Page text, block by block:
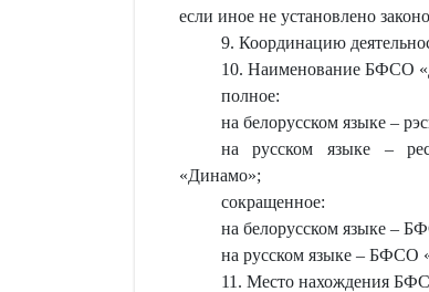
если иное не установлено
9. Координацию
10. Наименование БФСО
полное:
на белорусском языке –
на русском языке –
«Динамо»;
сокращенное:
на белорусском языке –
на русском языке – БФСО
11. Место нахождения